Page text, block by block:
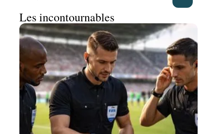
Les incontournables